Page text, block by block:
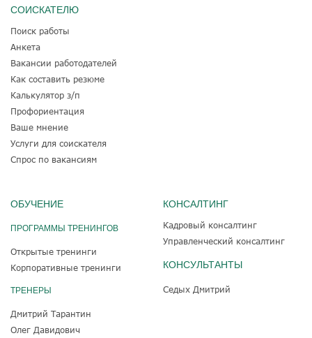
СОИСКАТЕЛЮ
Поиск работы
Анкета
Вакансии работодателей
Как составить резюме
Калькулятор з/п
Профориентация
Ваше мнение
Услуги для соискателя
Спрос по вакансиям
ОБУЧЕНИЕ
ПРОГРАММЫ ТРЕНИНГОВ
Открытые тренинги
Корпоративные тренинги
ТРЕНЕРЫ
Дмитрий Тарантин
Олег Давидович
КОНСАЛТИНГ
Кадровый консалтинг
Управленческий консалтинг
КОНСУЛЬТАНТЫ
Седых Дмитрий